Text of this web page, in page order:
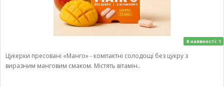
В наявності: 1
Цукерки пресовані «Манго» - компактні солодощі без цукру з
виразним манговим смаком. Містять вітамін..